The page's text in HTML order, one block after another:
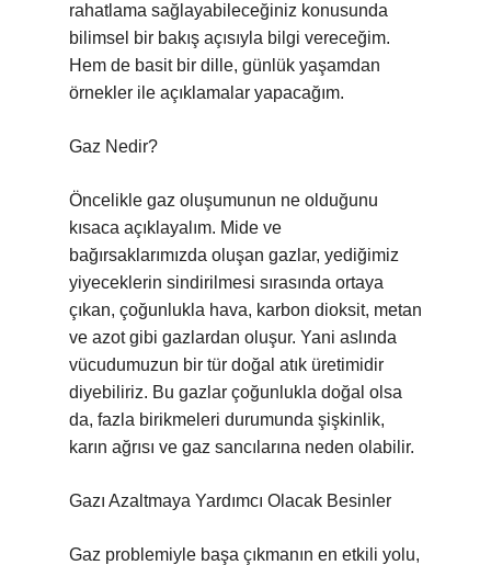
rahatlama sağlayabileceğiniz konusunda
bilimsel bir bakış açısıyla bilgi vereceğim.
Hem de basit bir dille, günlük yaşamdan
örnekler ile açıklamalar yapacağım.
Gaz Nedir?
Öncelikle gaz oluşumunun ne olduğunu
kısaca açıklayalım. Mide ve
bağırsaklarımızda oluşan gazlar, yediğimiz
yiyeceklerin sindirilmesi sırasında ortaya
çıkan, çoğunlukla hava, karbon dioksit, metan
ve azot gibi gazlardan oluşur. Yani aslında
vücudumuzun bir tür doğal atık üretimidir
diyebiliriz. Bu gazlar çoğunlukla doğal olsa
da, fazla birikmeleri durumunda şişkinlik,
karın ağrısı ve gaz sancılarına neden olabilir.
Gazı Azaltmaya Yardımcı Olacak Besinler
Gaz problemiyle başa çıkmanın en etkili yolu,